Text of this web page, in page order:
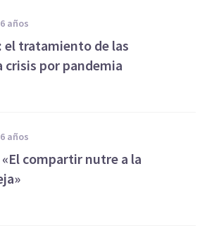
6 años
el tratamiento de las
crisis por pandemia
6 años
compartir nutre a la